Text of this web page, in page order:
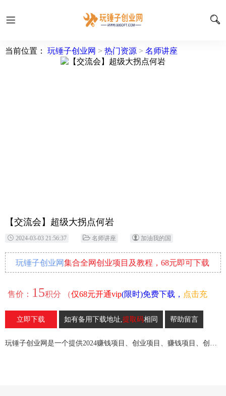
当前位置： 玩锤子创业网 > 热门资源 > 名师讲座
【交流会】超级大拐点何岩
2024-03-03 21:56:37 名师讲座 加油我的国
玩锤子创业网集合全网创业项目及教程，68元即可下载
售价： 15积分 （仅68元开通vip(限时)免费下载， 点击充
）
立即下载 如有备用下载地址,提取码相同 帮助留言
玩锤子创业网是一个提供2024赚钱项目、创业项目、赚钱项目、创业赚钱教程、引流教程的创业网,欢迎来玩锤子创业网！